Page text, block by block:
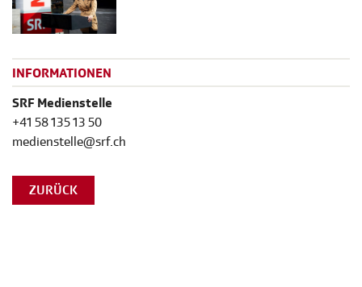
INFORMATIONEN
SRF Medienstelle
+41 58 135 13 50
medienstelle@srf.ch
ZURÜCK